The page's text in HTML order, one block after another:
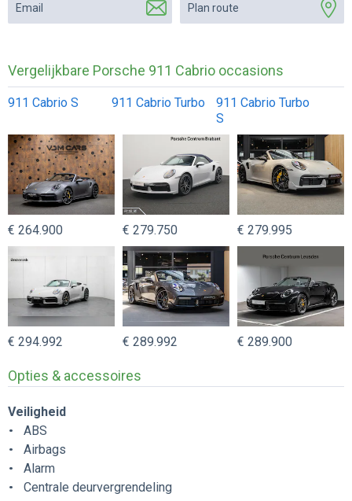
Email Plan route
Vergelijkbare Porsche 911 Cabrio occasions
911 Cabrio S 911 Cabrio Turbo
911 Cabrio Turbo
S
€ 264.900 € 279.750 € 279.995
€ 294.992 € 289.992 € 289.900
Opties & accessoires
Veiligheid
ABS
Airbags
Alarm
Centrale deurvergrendeling